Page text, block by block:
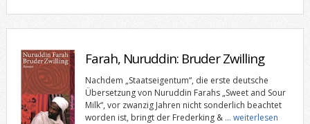
Farah, Nuruddin: Bruder Zwilling
Nachdem „Staatseigentum“, die erste deutsche
Übersetzung von Nuruddin Farahs „Sweet and Sour
Milk“, vor zwanzig Jahren nicht sonderlich beachtet
worden ist, bringt der Frederking & … weiterlesen